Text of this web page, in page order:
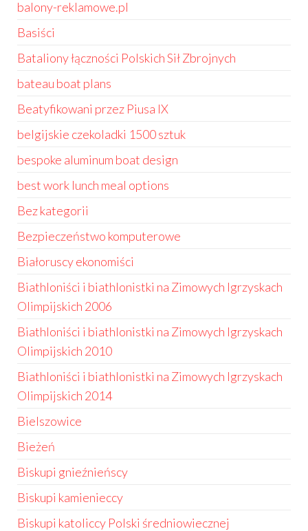
balony-reklamowe.pl
Basiści
Bataliony łączności Polskich Sił Zbrojnych
bateau boat plans
Beatyfikowani przez Piusa IX
belgijskie czekoladki 1500 sztuk
bespoke aluminum boat design
best work lunch meal options
Bez kategorii
Bezpieczeństwo komputerowe
Białoruscy ekonomiści
Biathloniści i biathlonistki na Zimowych Igrzyskach
Olimpijskich 2006
Biathloniści i biathlonistki na Zimowych Igrzyskach
Olimpijskich 2010
Biathloniści i biathlonistki na Zimowych Igrzyskach
Olimpijskich 2014
Bielszowice
Bieżeń
Biskupi gnieźnieńscy
Biskupi kamienieccy
Biskupi katoliccy Polski średniowiecznej